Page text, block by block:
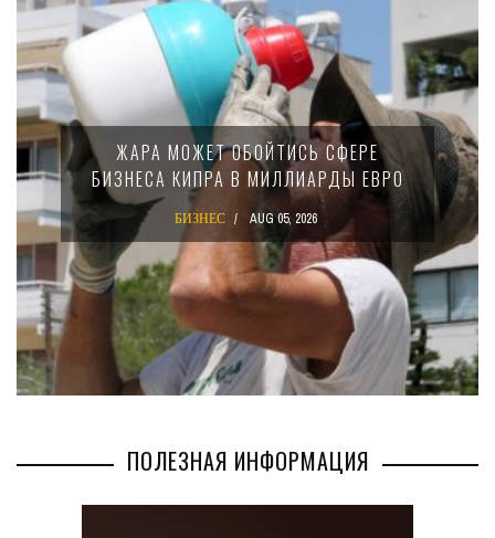
СФЕРЕ
МИЛЛИАРДЫ ЕВРО
AUG 05, 2026
МИНФИН КИПРА
15-ПРОЦЕНТНОМ
КРУПНЫХ
БИЗНЕС
ПОЛЕЗНАЯ ИНФОРМАЦИЯ